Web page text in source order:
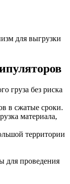
для выгрузки
груза без риска
в сжатые сроки.
материала,
территории
для проведения